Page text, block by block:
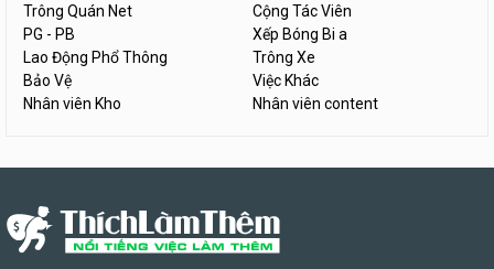
Trông Quán Net
Cộng Tác Viên
PG - PB
Xếp Bóng Bi a
Lao Động Phổ Thông
Trông Xe
Bảo Vệ
Việc Khác
Nhân viên Kho
Nhân viên content